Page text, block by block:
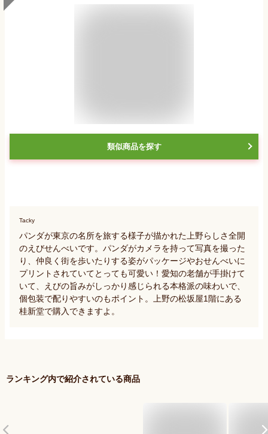
類似商品を探す
Tacky
パンダが東京の名所を旅する様子が描かれた上野らしさ全開
のえびせんべいです。パンダがカメラを持って写真を撮った
り、仲良く街を歩いたりする姿がパッケージやおせんべいに
プリントされていてとっても可愛い！愛知の老舗が手掛けて
いて、えびの旨みがしっかり感じられる本格派の味わいで、
個包装で配りやすいのもポイント。上野の松坂屋1階にある
桂新堂で購入できますよ。
ランキング内で紹介されている商品